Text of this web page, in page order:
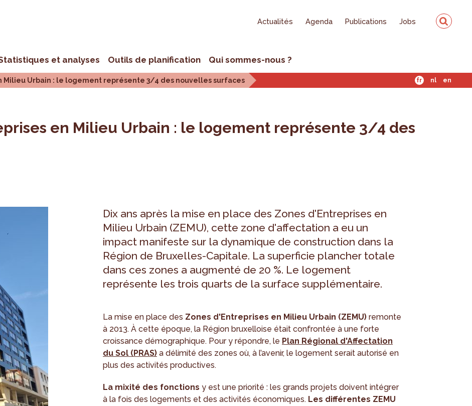
Actualités Agenda Publications Jobs
et analyses Outils de planification Qui sommes-nous ?
Milieu Urbain : le logement représente 3/4 des nouvelles surfaces fr nl en
en Milieu Urbain : le logement représente 3/4 des
Dix ans après la mise en place des Zones d'Entreprises en
Milieu Urbain (ZEMU), cette zone d'affectation a eu un
impact manifeste sur la dynamique de construction dans la
Région de Bruxelles-Capitale. La superficie plancher totale
dans ces zones a augmenté de 20 %. Le logement
représente les trois quarts de la surface supplémentaire.
La mise en place des Zones d'Entreprises en Milieu Urbain (ZEMU)remonte
à 2013. À cette époque, la Région bruxelloise était confrontée à une forte
croissance démographique. Pour y répondre, le Plan Régional d'Affectation
du Sol (PRAS) a délimité des zones où, à l’avenir, le logement serait autorisé en
plus des activités productives.
La mixité des fonctions y est une priorité : les grands projets doivent intégrer
à la fois des logements et des activités économiques. Les différentes ZEMU